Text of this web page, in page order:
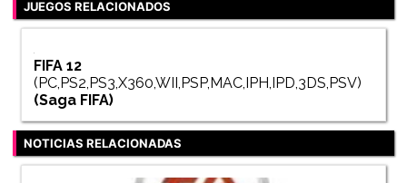
JUEGOS RELACIONADOS
FIFA 12
(PC,PS2,PS3,X360,WII,PSP,MAC,IPH,IPD,3DS,PSV)
(Saga FIFA)
NOTICIAS RELACIONADAS